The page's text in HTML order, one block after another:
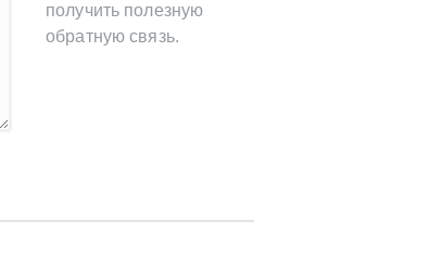
получить полезную
обратную связь.